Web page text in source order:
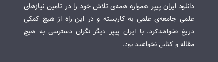
دانلود ایران پیپر همواره همه‌ی تلاش خود را در تامین نیازهای
علمی جامعه‌ی علمی به کاربسته و در این راه از هیچ کمکی
دریغ نخواهدکرد. با ایران پیپر دیگر نگران دسترسی به هیچ
مقاله و کتابی نخواهید بود.